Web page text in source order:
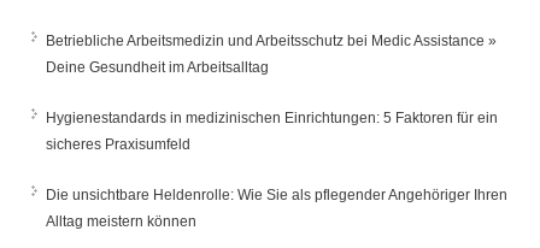
Betriebliche Arbeitsmedizin und Arbeitsschutz bei Medic Assistance »
Deine Gesundheit im Arbeitsalltag
Hygienestandards in medizinischen Einrichtungen: 5 Faktoren für ein
sicheres Praxisumfeld
Die unsichtbare Heldenrolle: Wie Sie als pflegender Angehöriger Ihren
Alltag meistern können